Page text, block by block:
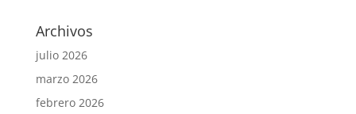
Archivos
julio 2026
marzo 2026
febrero 2026